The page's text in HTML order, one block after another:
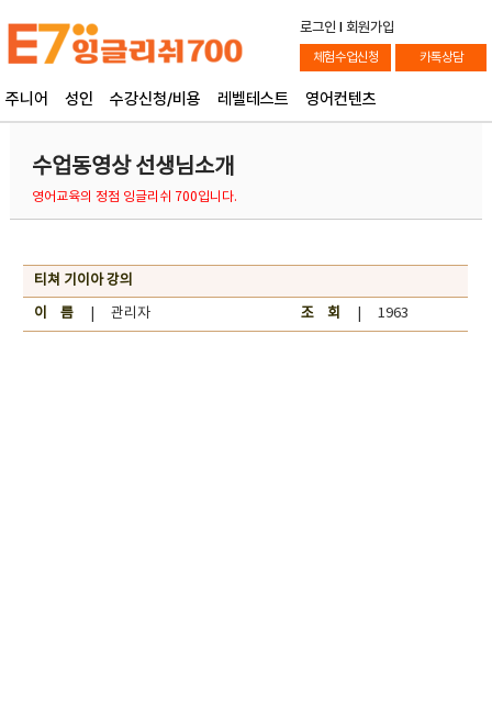
로그인 l 회원가입
체험수업신청 카톡상담
주니어 성인 수강신청/비용 레벨테스트 영어컨텐츠
수업동영상 선생님소개
영어교육의 정점 잉글리쉬 700입니다.
티쳐 기이아 강의
이 름| 관리자 조 회 | 1963